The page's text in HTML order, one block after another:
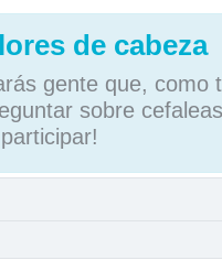
de cabeza
gente que, como
sobre